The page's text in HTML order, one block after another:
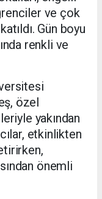
ve çok
Gün boyu
renkli ve
özel
yakından
etkinlikten
önemli